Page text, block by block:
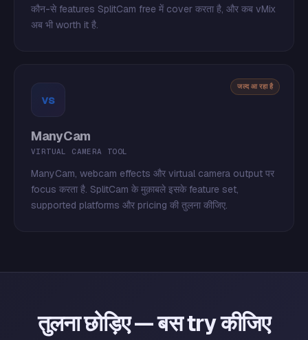
कौन-से features SplitCam free में cover करता है, और कब vMix
अब भी worth it है.
जल्द आ रहा है
vs
ManyCam
VIRTUAL CAMERA TOOL
ManyCam, webcam effects और virtual camera output पर
focus करता है. SplitCam के मुक़ाबले इसके feature set,
supported platforms और pricing की तुलना कीजिए.
तुलना छोड़िए — बस try कीजिए